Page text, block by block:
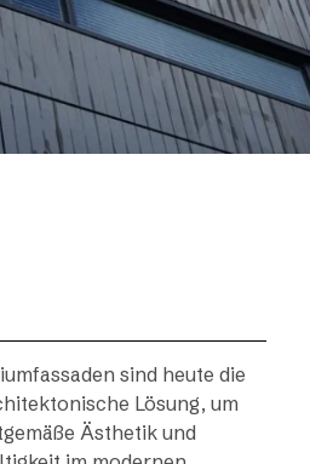
sind heute die
Lösung, um
Ästhetik und